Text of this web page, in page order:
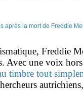
Freddie
Avec une voix
timbre tout